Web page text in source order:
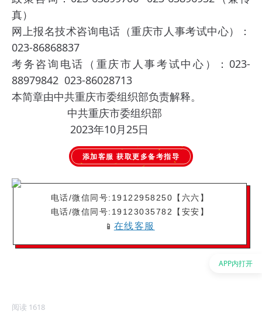
APP内打开
真）
网上报名技术咨询电话（重庆市人事考试中心）：
023-86868837
考务咨询电话（重庆市人事考试中心）：023-
88979842 023-86028713
本简章由中共重庆市委组织部负责解释。
中共重庆市委组织部
2023年10月25日
添加客服获取更多备考指导
电话/微信同号: 19122958250 【六六】
电话/微信同号: 19123035782【安安】
📱 在线客服
阅读 1618